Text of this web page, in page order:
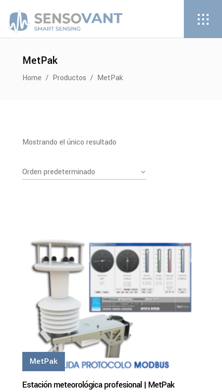
MetPak
Home / Productos / MetPak
Mostrando el único resultado
Orden predeterminado
MetPak
Estación meteorológica profesional | MetPak